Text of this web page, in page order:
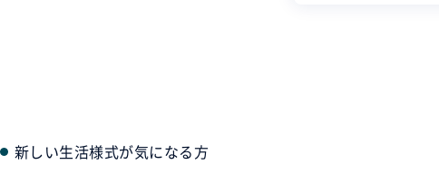
新しい生活様式が気になる方